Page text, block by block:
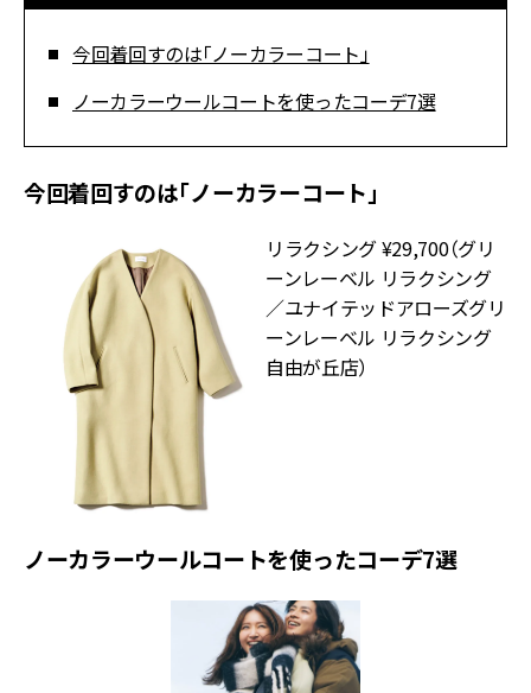
今回着回すのは「ノーカラーコート」
ノーカラーウールコートを使ったコーデ7選
今回着回すのは「ノーカラーコート」
リラクシング ¥29,700（グリ
ーンレーベル リラクシング
／ユナイテッドアローズグリ
ーンレーベル リラクシング
自由が丘店）
ノーカラーウールコートを使ったコーデ7選